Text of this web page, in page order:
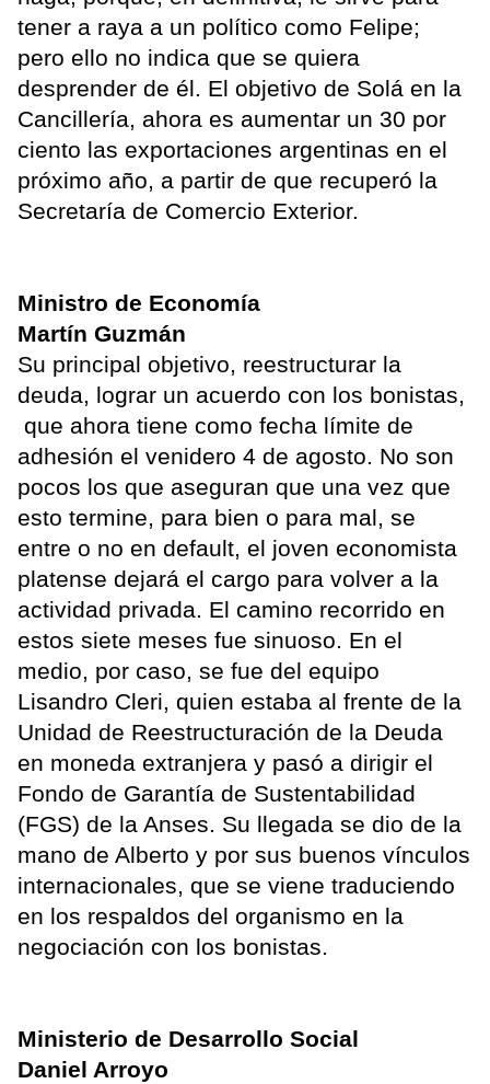
tener a raya a un político como Felipe;
pero ello no indica que se quiera
desprender de él. El objetivo de Solá en la
Cancillería, ahora es aumentar un 30 por
ciento las exportaciones argentinas en el
próximo año, a partir de que recuperó la
Secretaría de Comercio Exterior.
Ministro de Economía
Martín Guzmán
Su principal objetivo, reestructurar la
deuda, lograr un acuerdo con los bonistas,
que ahora tiene como fecha límite de
adhesión el venidero 4 de agosto. No son
pocos los que aseguran que una vez que
esto termine, para bien o para mal, se
entre o no en default, el joven economista
platense dejará el cargo para volver a la
actividad privada. El camino recorrido en
estos siete meses fue sinuoso. En el
medio, por caso, se fue del equipo
Lisandro Cleri, quien estaba al frente de la
Unidad de Reestructuración de la Deuda
en moneda extranjera y pasó a dirigir el
Fondo de Garantía de Sustentabilidad
(FGS) de la Anses. Su llegada se dio de la
mano de Alberto y por sus buenos vínculos
internacionales, que se viene traduciendo
en los respaldos del organismo en la
negociación con los bonistas.
Ministerio de Desarrollo Social
Daniel Arroyo